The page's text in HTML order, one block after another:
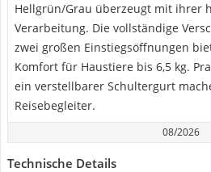
Hellgrün/Grau überzeugt mit ihrer
Verarbeitung. Die vollständige
zwei großen Einstiegsöffnungen
Komfort für Haustiere bis 6,5 kg.
ein verstellbarer Schultergurt
Reisebegleiter.
08/2026
Technische Details